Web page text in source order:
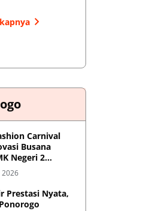
Carnival
Busana
Negeri 2
2026
Prestasi Nyata,